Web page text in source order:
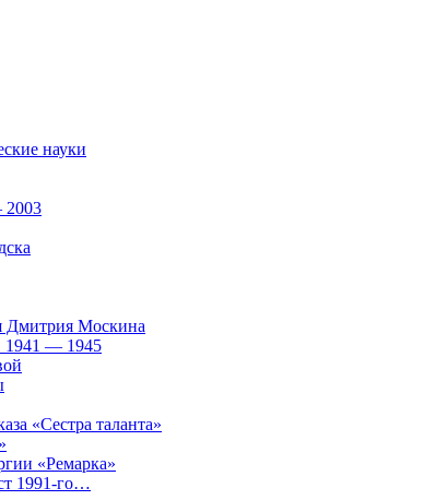
науки
2003
Дмитрия Москина
1941 — 1945
«Сестра таланта»
«Ремарка»
1991-го…